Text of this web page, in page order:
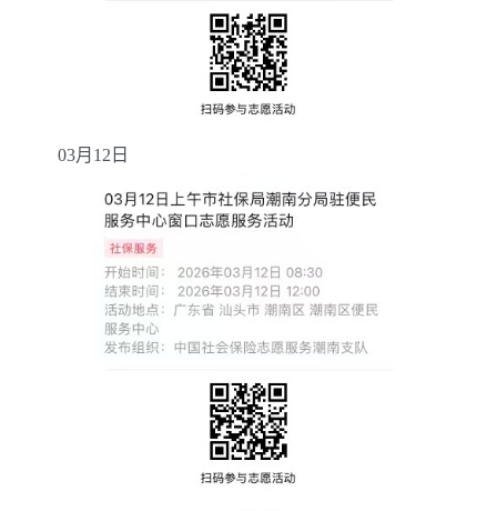
03月 12 日